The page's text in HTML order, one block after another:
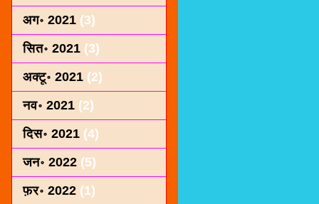
अग॰ 2021 (3)
सित॰ 2021 (3)
अक्टू॰ 2021 (2)
नव॰ 2021 (2)
दिस॰ 2021 (4)
जन॰ 2022 (5)
फ़र॰ 2022 (1)